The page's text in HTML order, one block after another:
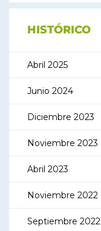
HISTÓRICO
Abril 2025
Junio 2024
Diciembre 2023
Noviembre 2023
Abril 2023
Noviembre 2022
Septiembre 2022